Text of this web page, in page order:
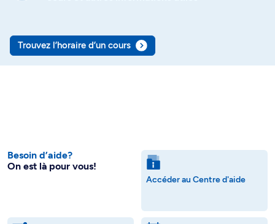
Trouvez l’horaire d’un cours
Besoin d’aide?
On est là pour vous!
Accéder au Centre d'aide